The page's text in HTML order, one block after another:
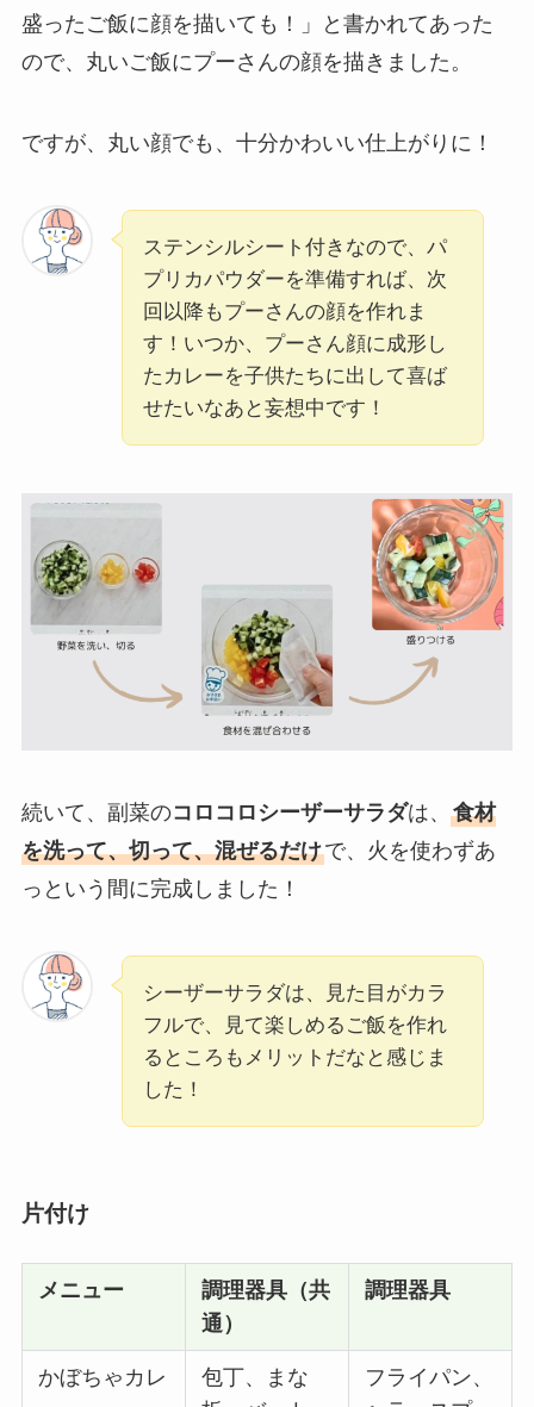
盛ったご飯に顔を描いても！」と書かれてあった
ので、丸いご飯にプーさんの顔を描きました。
ですが、丸い顔でも、十分かわいい仕上がりに！
ステンシルシート付きなので、パ
プリカパウダーを準備すれば、次
回以降もプーさんの顔を作れま
す！いつか、プーさん顔に成形し
たカレーを子供たちに出して喜ば
せたいなあと妄想中です！
続いて、副菜のコロコロシーザーサラダは、 食材
を洗って、切って、混ぜるだけで、火を使わずあ
っという間に完成しました！
シーザーサラダは、見た目がカラ
フルで、見て楽しめるご飯を作れ
るところもメリットだなと感じま
した！
片付け
メニュー
調理器具（共
通）
調理器具
かぼちゃカレ
包丁、まな
フライパン、